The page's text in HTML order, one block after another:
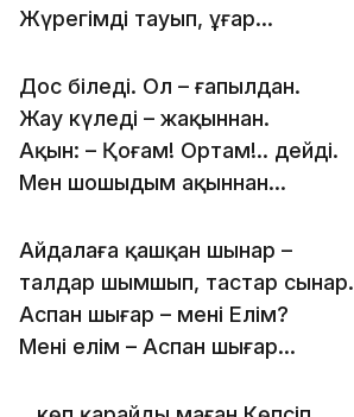
Жүрегімді тауып, ұғар…
Дос біледі. Ол – ғапылдан.
Жау күледі – жақыннан.
Ақын: – Қоғам! Ортам!.. дейді.
Мен шошыдым ақыннан…
Айдалаға қашқан шынар –
талдар шымшып, тастар сынар.
Аспан шығар – менің Елім?
Менің елім – Аспан шығар…